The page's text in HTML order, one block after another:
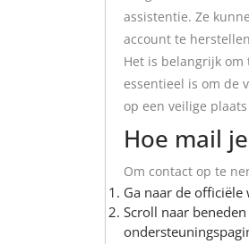
assistentie. Ze
account te
Het is belangrijk
essentieel is om de
op een veilige
Hoe mail
Om contact op te
Ga naar de officiële
Scroll naar